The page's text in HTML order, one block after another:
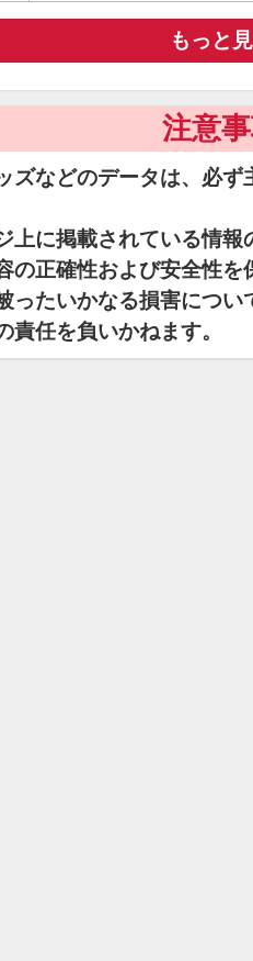
もっと
注意
ズなどのデータは、必
上に掲載されている情報
の正確性および安全性
ったいかなる損害につ
責任を負いかねます。